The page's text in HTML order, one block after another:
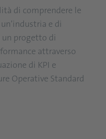
di comprendere le
e di
progetto di
attraverso
di KPI e
Operative Standard